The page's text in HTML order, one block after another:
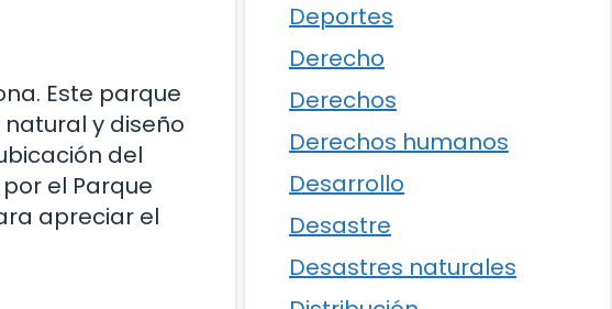
Este parque
y diseño
del
el Parque
apreciar el
Deportes
Derecho
Derechos
Derechos humanos
Desarrollo
Desastre
Desastres naturales